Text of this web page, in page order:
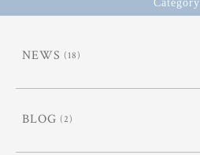
Category
NEWS (18)
BLOG (2)